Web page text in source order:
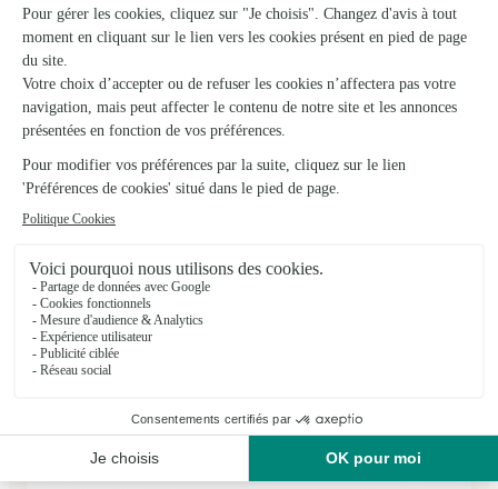
★ ★ ★ ★ ★
Le bouquet parfait…
Le bouquet était tout à fait semblable au modèle et la
fleuriste qui m'a appelée était très soucieuse de bien faire. Je
suis tout à fait satisfaite.
★
★
Service grand luxe 👍
Le bouquet à été commandé via le site Interflora :
commandé à 17 h30 , livré à 11h30 le lendemain. Le bouquet
était magnifique sur le site et à la réception tout était respecté